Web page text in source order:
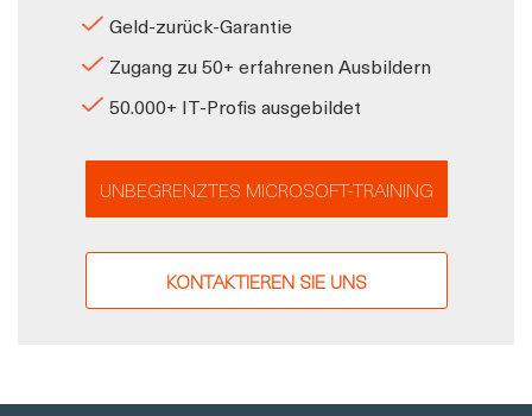
Geld-zurück-Garantie
Zugang zu 50+ erfahrenen Ausbildern
50.000+ IT-Profis ausgebildet
UNBEGRENZTES MICROSOFT-TRAINING
KONTAKTIEREN SIE UNS